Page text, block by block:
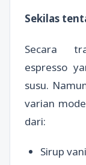
Sekilas
Secara
espresso
susu.
varian
dari:
Sirup